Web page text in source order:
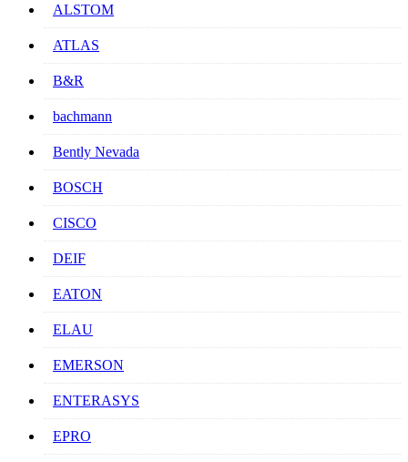
ALSTOM
ATLAS
B&R
bachmann
Bently Nevada
BOSCH
CISCO
DEIF
EATON
ELAU
EMERSON
ENTERASYS
EPRO